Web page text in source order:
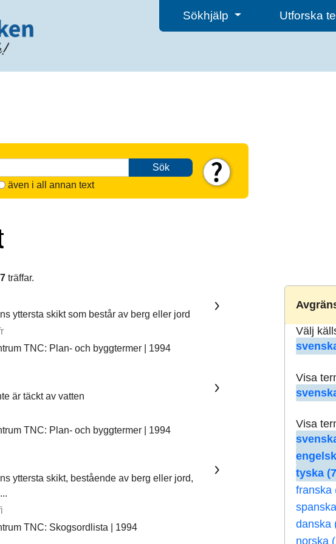
Sökhjälp Utforska
Sök
även i all annan text
7 träffar.
Välj
Visa
Visa
tyska
franska
danska
norska
yttersta skikt som består av berg eller jord
TNC: Plan- och byggtermer | 1994
är täckt av vatten
TNC: Plan- och byggtermer | 1994
yttersta skikt, bestående av berg eller jord,
TNC: Skogsordlista | 1994